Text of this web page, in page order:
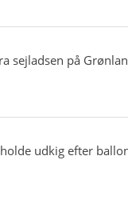
sejladsen på
udkig efter